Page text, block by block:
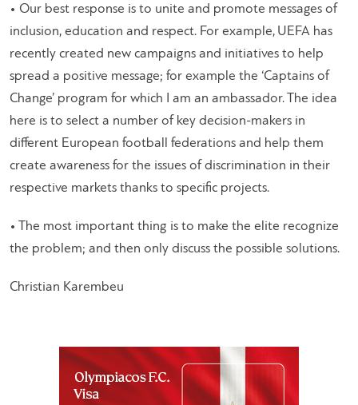
• Οur best response is to unite and promote messages of
inclusion, education and respect. For example, UEFA has
recently created new campaigns and initiatives to help
spread a positive message; for example the ‘Captains of
Change’ program for which I am an ambassador. The idea
here is to select a number of key decision-makers in
different European football federations and help them
create awareness for the issues of discrimination in their
respective markets thanks to specific projects.
• The most important thing is to make the elite recognize
the problem; and then only discuss the possible solutions.
Christian Karembeu